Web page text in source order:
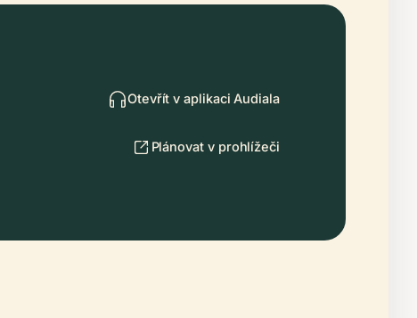
Otevřít v aplikaci Audiala
Plánovat v prohlížeči